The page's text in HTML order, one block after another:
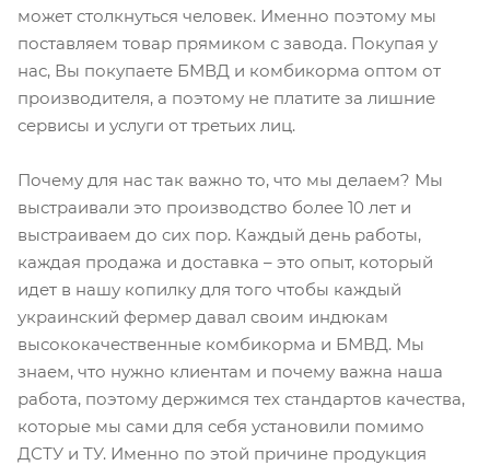
может столкнуться человек. Именно поэтому мы
поставляем товар прямиком с завода. Покупая у
нас, Вы покупаете БМВД и комбикорма оптом от
производителя, а поэтому не платите за лишние
сервисы и услуги от третьих лиц.
Почему для нас так важно то, что мы делаем? Мы
выстраивали это производство более 10 лет и
выстраиваем до сих пор. Каждый день работы,
каждая продажа и доставка – это опыт, который
идет в нашу копилку для того чтобы каждый
украинский фермер давал своим индюкам
высококачественные комбикорма и БМВД. Мы
знаем, что нужно клиентам и почему важна наша
работа, поэтому держимся тех стандартов качества,
которые мы сами для себя установили помимо
ДСТУ и ТУ. Именно по этой причине продукция